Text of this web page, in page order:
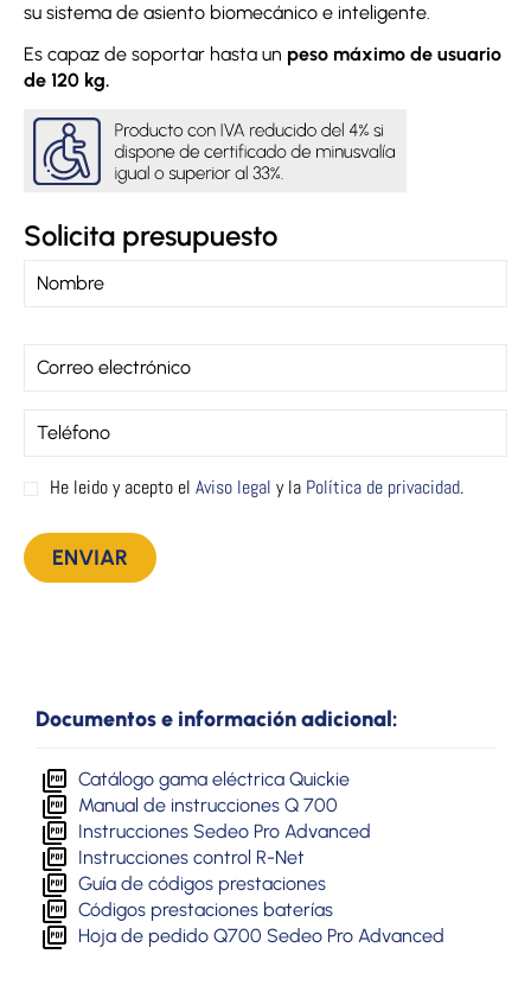
su sistema de asiento biomecánico e inteligente.
Es capaz de soportar hasta un peso máximo de usuario
de 120 kg.
Solicita presupuesto
He leido y acepto el Aviso legal y la Política de privacidad.
Documentos e información adicional:
Catálogo gama eléctrica Quickie
Manual de instrucciones Q 700
Instrucciones Sedeo Pro Advanced
Instrucciones control R-Net
Guía de códigos prestaciones
Códigos prestaciones baterías
Hoja de pedido Q700 Sedeo Pro Advanced